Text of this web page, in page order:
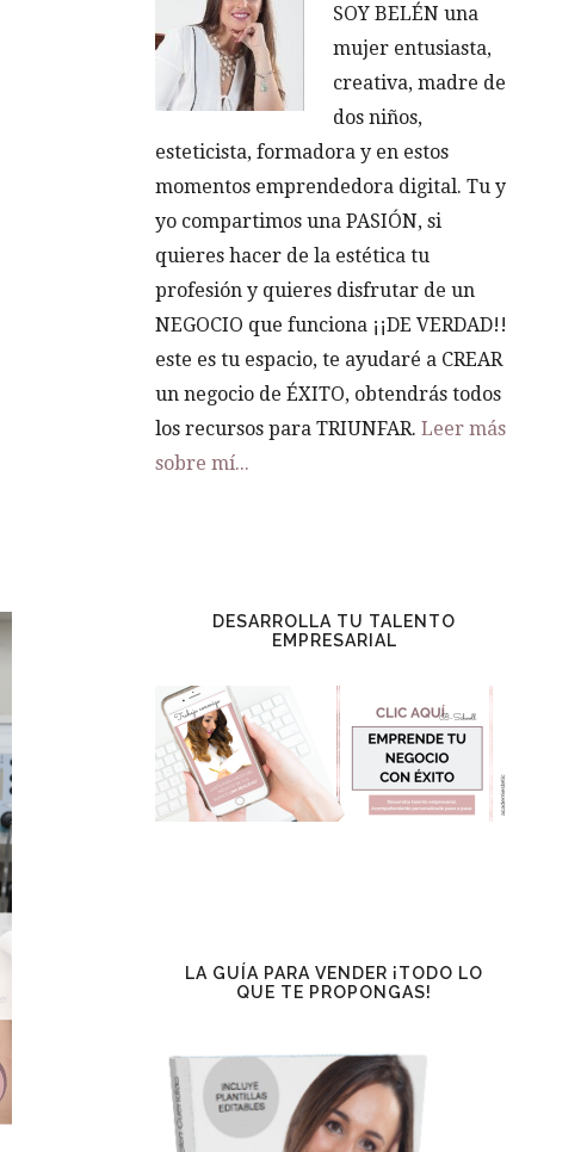
SOY BELÉN una
mujer entusiasta,
creativa, madre de
dos niños,
esteticista, formadora y en estos
momentos emprendedora digital. Tu y
yo compartimos una PASIÓN, si
quieres hacer de la estética tu
profesión y quieres disfrutar de un
NEGOCIO que funciona ¡¡DE VERDAD!!
este es tu espacio, te ayudaré a CREAR
un negocio de ÉXITO, obtendrás todos
los recursos para TRIUNFAR. Leer más
sobre mí...
DESARROLLA TU TALENTO
EMPRESARIAL
LA GUÍA PARA VENDER ¡TODO LO
QUE TE PROPONGAS!